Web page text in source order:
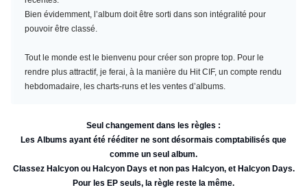
Bien évidemment, l’album doit être sorti dans son intégralité pour
pouvoir être classé.
Tout le monde est le bienvenu pour créer son propre top. Pour le
rendre plus attractif, je ferai, à la manière du Hit CIF, un compte rendu
hebdomadaire, les charts-runs et les ventes d’albums.
Seul changement dans les règles :
Les Albums ayant été rééditer ne sont désormais comptabilisés que
comme un seul album.
Classez Halcyon ou Halcyon Days et non pas Halcyon, et Halcyon Days.
Pour les EP seuls, la règle reste la même.